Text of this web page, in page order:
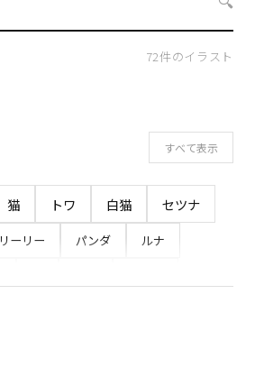
72件のイラスト
すべて表示
猫 トワ 白猫
セツナ
リーリー パンダ
ルナ